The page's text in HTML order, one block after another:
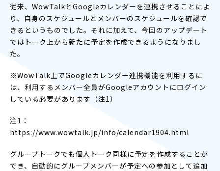
従来、WowTalkとGoogleカレンダーを連携させることによ
り、自身のスケジュールとメンバーのスケジュールを確認で
きるというものでした。それに加えて、今回のアップデート
ではトーク上から新たに予定を作成できるようになりまし
た。
※WowTalk上でGoogleカレンダー連携機能を利用するに
は、利用するメンバー全員がGoogleアカウントにログイン
している必要があります（注1）
注1：
https://www.wowtalk.jp/info/calendar1904.html
グループトークでも個人トーク同様に予定を作成することが
でき、自動的にグループメンバーが予定への参加として追加